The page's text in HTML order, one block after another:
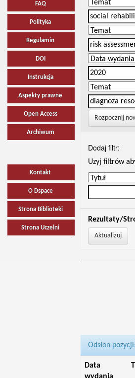
FAQ
Polityka
Regulamin
DOI
Instrukcja
Aspekty prawne
Open Access
Archiwum
Kontakt
O Dspace
Strona Biblioteki
Strona Uczelni
Rozpocznij
Dodaj filtr:
Uzyj filtrów
Rezultaty/
Odsłon pozycji:
Data